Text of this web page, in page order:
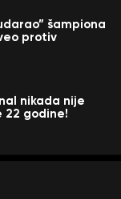
šampiona
protiv
nikada nije
22 godine!